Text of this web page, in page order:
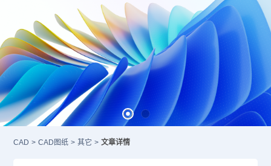
CAD > CAD图纸 > 其它 > 文章详情